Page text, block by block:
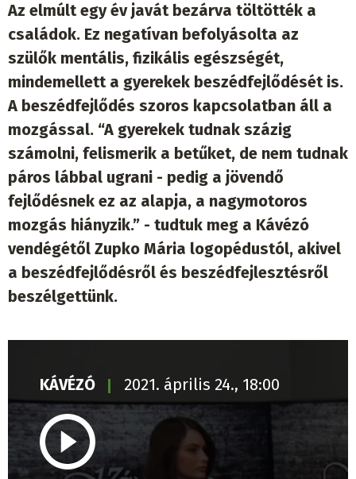
Az elmúlt egy év javát bezárva töltötték a
családok. Ez negatívan befolyásolta az
szülők mentális, fizikális egészségét,
mindemellett a gyerekek beszédfejlődését is.
A beszédfejlődés szoros kapcsolatban áll a
mozgással. “A gyerekek tudnak százig
számolni, felismerik a betűket, de nem tudnak
páros lábbal ugrani - pedig a jövendő
fejlődésnek ez az alapja, a nagymotoros
mozgás hiányzik.” - tudtuk meg a Kávézó
vendégétől Zupko Mária logopédustól, akivel
a beszédfejlődésről és beszédfejlesztésről
beszélgettünk.
KÁVÉZÓ 2021. április 24., 18:00